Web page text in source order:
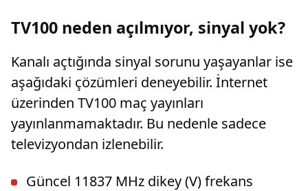
TV100 neden açılmıyor, sinyal yok?
Kanalı açtığında sinyal sorunu yaşayanlar ise
aşağıdaki çözümleri deneyebilir. İnternet
üzerinden TV100 maç yayınları
yayınlanmamaktadır. Bu nedenle sadece
televizyondan izlenebilir.
Güncel 11837 MHz dikey (V) frekans